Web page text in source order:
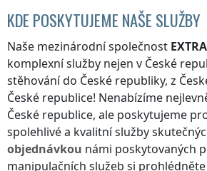
KDE POSKYTUJEME NAŠE SLUŽBY
Naše mezinárodní společnost
komplexní služby nejen v České
stěhovánído České republiky, z
České republice! Nenabízíme
České republice, ale poskytujeme
spolehlivé a kvalitní služby
objednávkou námi poskytovaných
manipulačních služeb si